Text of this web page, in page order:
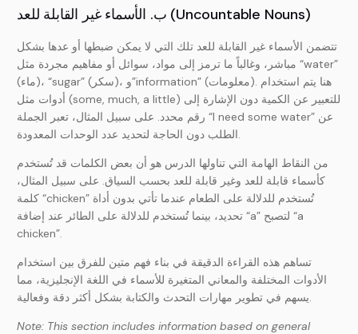
ب. الأسماء غير القابلة للعد (Uncountable Nouns)
تتضمن الأسماء غير القابلة للعد تلك التي لا يمكن ضبطها أو عدها بشكل
مباشر، وغالباً ما ترمز إلى مواد، سوائل أو مفاهيم مجردة مثل “water”
(ماء)، “sugar” (سكر)، و”information” (معلومات). هنا يتم استخدام
أدوات مثل (some, much, a little) للتعبير عن الكمية دون الإشارة إلى
رقم محدد. على سبيل المثال، تعبر الجملة “I need some water” عن
الطلب دون الحاجة لتحديد عدد الوحدات المعدودة.
من النقاط الهامة التي تناولها الدرس هو أن بعض الكلمات قد تُستخدم
كأسماء قابلة للعد وغير قابلة للعد بحسب السياق. على سبيل المثال،
كلمة “chicken” تُستخدم للدلالة على الطعام عندما تأتي بدون أداة
تحديد، بينما تُستخدم للدلالة على الطائر عند إضافة “a” لتصبح “a
chicken”.
تساهم هذه القراءة الدقيقة في بناء فهم متين للفرق بين استخدام
الأدوات المختلفة والمعاني المتغيرة للأسماء في اللغة الإنجليزية، مما
يسهم في تطوير مهارات التحدث والكتابة بشكل أكثر دقة وفعالية.
Note: This section includes information based on general